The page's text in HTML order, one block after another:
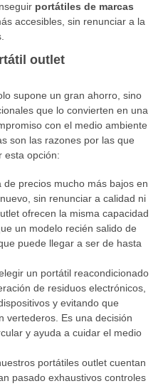
portátiles de marcas
accesibles, sin renunciar a la
outlet
supone un gran ahorro, sino
que lo convierten en una
con el medio ambiente
son las razones por las que
esta opción:
de precios mucho más bajos en
sin renunciar a calidad ni
ofrecen la misma capacidad
un modelo recién salido de
puede llegar a ser de hasta
un portátil reacondicionado
de residuos electrónicos,
y evitando que
vertederos. Es una decisión
y ayuda a cuidar el medio
portátiles outlet cuentan
pasado exhaustivos controles